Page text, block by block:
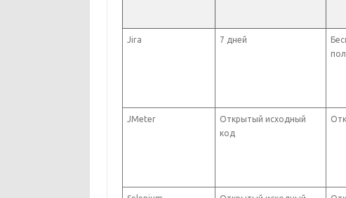
Jira 7 дней
JMeter
Открытый исходный
код